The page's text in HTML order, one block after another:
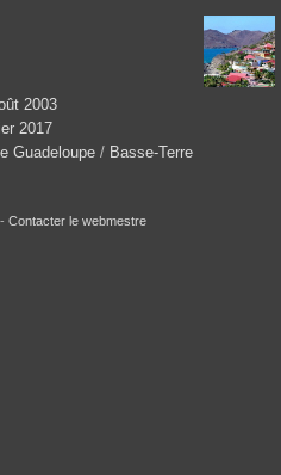
2003
2017
Guadeloupe/ Basse-Terre
- Contacter le webmestre